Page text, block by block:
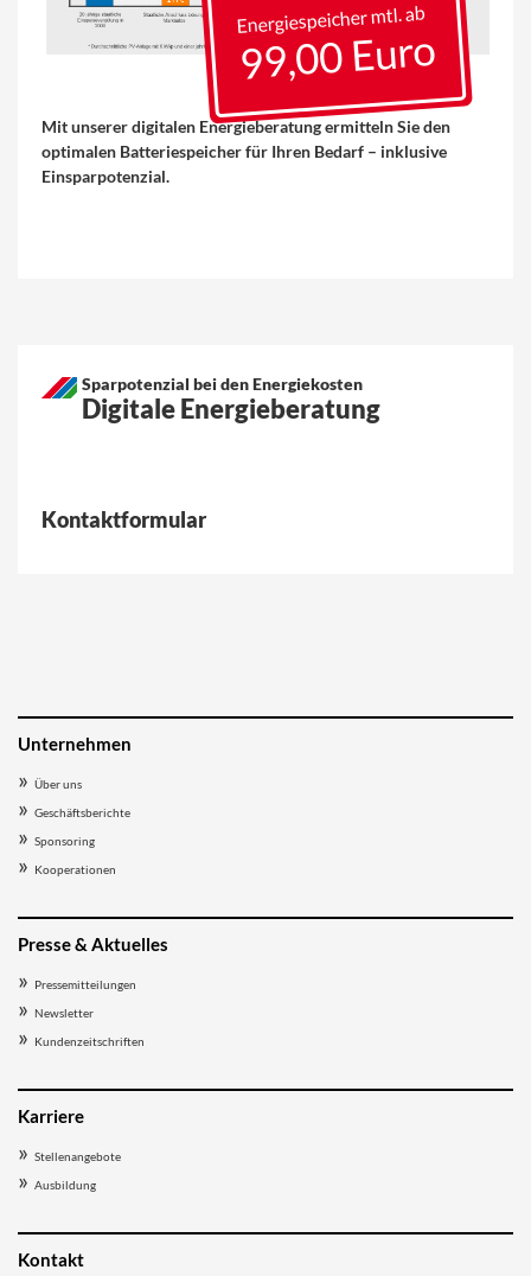
Mit unserer digitalen Energieberatung ermitteln Sie den
optimalen Batteriespeicher für Ihren Bedarf – inklusive
Einsparpotenzial.
Energiespeicher mtl. ab
99,00 Euro
Sparpotenzial bei den Energiekosten
Digitale Energieberatung
Kontaktformular
Unternehmen
Über uns
Geschäftsberichte
Sponsoring
Kooperationen
Presse & Aktuelles
Pressemitteilungen
Newsletter
Kundenzeitschriften
Karriere
Stellenangebote
Ausbildung
Kontakt